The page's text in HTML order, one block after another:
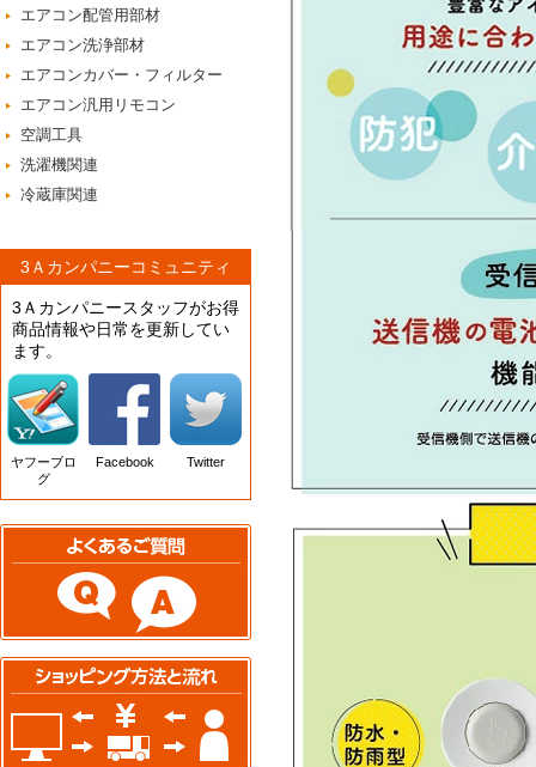
エアコン配管用部材
エアコン洗浄部材
エアコンカバー・フィルター
エアコン汎用リモコン
空調工具
洗濯機関連
冷蔵庫関連
3Ａカンパニーコミュニティ
3Ａカンパニースタッフがお得
商品情報や日常を更新してい
ます。
ヤフーブロ
グ
Facebook Twitter